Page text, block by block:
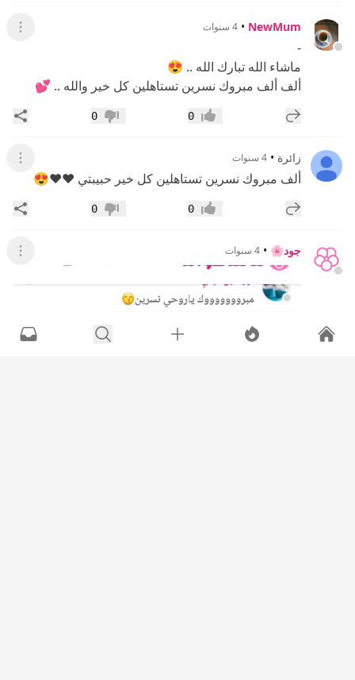
NewMum
• 4 سنوات عرض
-
ماشاء الله تبارك الله .. 😍
ألف ألف مبروك نسرين تستاهلين كل خير والله .. 💕
إضافة رد جديد إعجاب0 عدم إعجاب
0
زائرة • 4 سنوات عرض
ألف مبروك نسرين تستاهلين كل خير حبيبتي ❤️❤️😍
إضافة رد جديد إعجاب0 عدم إعجاب
0
جود🌸 • 4 سنوات عرض